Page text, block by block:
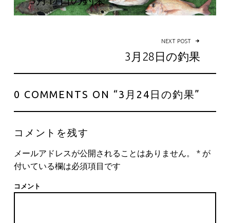
NEXT POST
3月28日の釣果
0 COMMENTS ON “3月24日の釣果”
コメントを残す
メールアドレスが公開されることはありません。 *が
付いている欄は必須項目です
コメント